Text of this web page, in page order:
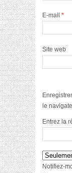
E-mail *
Site web
le
Entrez la
Notifiez-